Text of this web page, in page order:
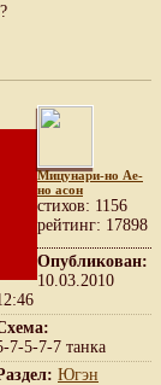
Мицунари-но Ае-
но асон
cтихов: 1156
рейтинг: 17898
Опубликован:
10.03.2010
7-5-7-7 танка
Югэн